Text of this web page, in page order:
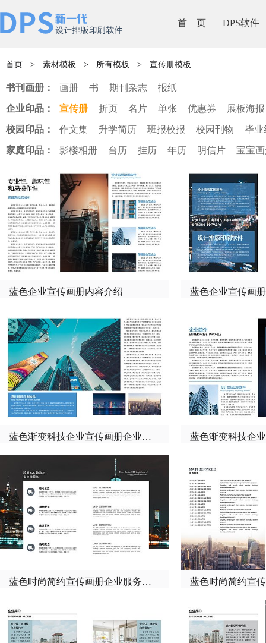
首 页 DPS软件
首页 > 素材模板 > 所有模板 > 宣传册模板
书刊画册： 画册 书 期刊杂志 报纸
企业印品： 宣传册 折页 名片 单张 优惠券 展板海报
校园印品： 作文集 升学简历 班报校报 校园刊物 毕业
家庭印品： 影楼相册 台历 挂历 年历 明信片 宝宝
蓝色企业宣传画册内容介绍 蓝色企业宣传画
蓝色渐变科技企业宣传画册企业简介
蓝色时尚简约宣传画册企业服务介绍 蓝色时尚简约宣